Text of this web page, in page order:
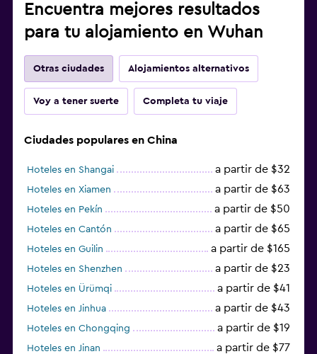
Encuentra mejores resultados
para tu alojamiento en Wuhan
Otras ciudades Alojamientos alternativos
Voy a tener suerte Completa tu viaje
Ciudades populares en China
Hoteles en Shangai a partir de $32
Hoteles en Xiamen a partir de $63
Hoteles en Pekín a partir de $50
Hoteles en Cantón a partir de $65
Hoteles en Guilin a partir de $165
Hoteles en Shenzhen a partir de $23
Hoteles en Ürümqi a partir de $41
Hoteles en Jinhua a partir de $43
Hoteles en Chongqing a partir de $19
Hoteles en Jinan a partir de $77